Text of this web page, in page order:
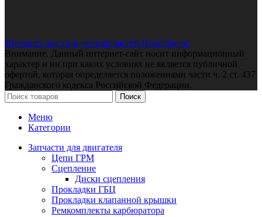
Интернет-магазин мотозапчастей Пробайкерс
Внимание. Данный интернет-сайт носит информационный
характер и ни при каких условиях не является публичной
офертой, которая определяется положениями части ч. 2 ст. 437
Гражданского кодекса Российской Федерации.
Поиск
Меню
Категории
Запчасти для двигателя
Цепи ГРМ
Сцепление
Диски сцепления
Прокладки ГБЦ
Прокладки клапанной крышки
Ремкомплекты карбюратора